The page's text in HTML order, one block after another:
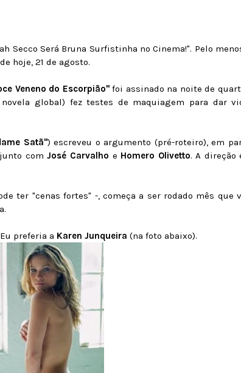
Secco Será Bruna Surfistinha no Cinema!". Pelo
de hoje, 21 de agosto.
Veneno do Escorpião"foi assinado na noite de
global) fez testes de maquiagem para dar
Satã") escreveu o argumento (pré-roteiro), em
comJosé Carvalho e Homero Olivetto. A direção
ter "cenas fortes" -, começa a ser rodado mês que
preferia a Karen Junqueira (na foto abaixo).